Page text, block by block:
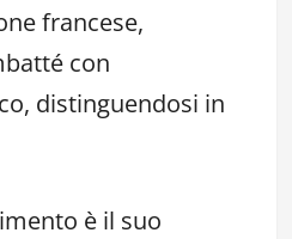
francese,
con
distinguendosi in
è il suo